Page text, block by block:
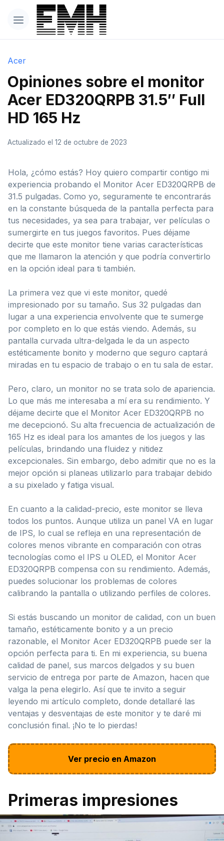
Acer
Opiniones sobre el monitor
Acer ED320QRPB 31.5″ Full
HD 165 Hz
Actualizado el 12 de octubre de 2023
Hola, ¿cómo estás? Hoy quiero compartir contigo mi
experiencia probando el Monitor Acer ED320QRPB de
31.5 pulgadas. Como yo, seguramente te encontrarás
en la constante búsqueda de la pantalla perfecta para
tus necesidades, ya sea para trabajar, ver películas o
sumergirte en tus juegos favoritos. Pues déjame
decirte que este monitor tiene varias características
que me llamaron la atención y que podría convertirlo
en la opción ideal para ti también.
La primera vez que vi este monitor, quedé
impresionado por su tamaño. Sus 32 pulgadas dan
lugar a una experiencia envolvente que te sumerge
por completo en lo que estás viendo. Además, su
pantalla curvada ultra-delgada le da un aspecto
estéticamente bonito y moderno que seguro captará
miradas en tu espacio de trabajo o en tu sala de estar.
Pero, claro, un monitor no se trata solo de apariencia.
Lo que más me interesaba a mí era su rendimiento. Y
déjame decirte que el Monitor Acer ED320QRPB no
me decepcionó. Su alta frecuencia de actualización de
165 Hz es ideal para los amantes de los juegos y las
películas, brindando una fluidez y nitidez
excepcionales. Sin embargo, debo admitir que no es la
mejor opción si planeas utilizarlo para trabajar debido
a su pixelado y fatiga visual.
En cuanto a la calidad-precio, este monitor se lleva
todos los puntos. Aunque utiliza un panel VA en lugar
de IPS, lo cual se refleja en una representación de
colores menos vibrante en comparación con otras
tecnologías como el IPS u OLED, el Monitor Acer
ED320QRPB compensa con su rendimiento. Además,
puedes solucionar los problemas de colores
calibrando la pantalla o utilizando perfiles de colores.
Si estás buscando un monitor de calidad, con un buen
tamaño, estéticamente bonito y a un precio
razonable, el Monitor Acer ED320QRPB puede ser la
opción perfecta para ti. En mi experiencia, su buena
calidad de panel, sus marcos delgados y su buen
servicio de entrega por parte de Amazon, hacen que
valga la pena elegirlo. Así que te invito a seguir
leyendo mi artículo completo, donde detallaré las
ventajas y desventajas de este monitor y te daré mi
conclusión final. ¡No te lo pierdas!
Ver precio en Amazon
Primeras impresiones